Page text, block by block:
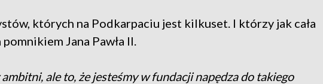
których na Podkarpaciu jest kilkuset. I którzy jak cała
Jana Pawła II.
ale to, że jesteśmy w fundacji napędza do takiego